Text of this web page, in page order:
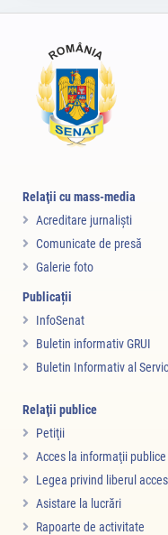
Relaţii cu mass-media
Acreditare jurnalişti
Comunicate de presă
Galerie foto
Publicații
InfoSenat
Buletin informativ GRUI
Buletin Informativ al
Relaţii publice
Petiţii
Acces la informaţii publice
Legea privind liberul
Asistare la lucrări
Rapoarte de activitate